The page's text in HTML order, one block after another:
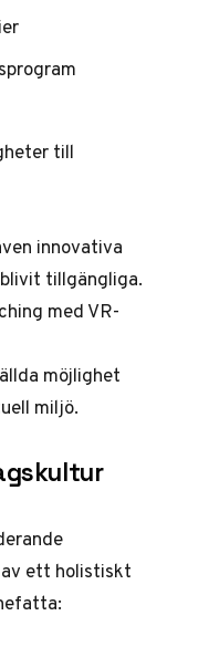
till
innovativa
tillgängliga.
med VR-
möjlighet
miljö.
ett holistiskt